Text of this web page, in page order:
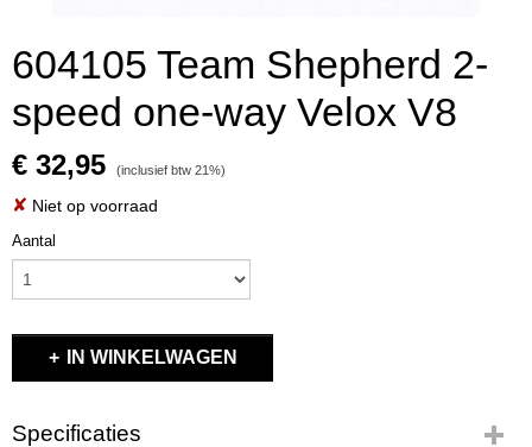
604105 Team Shepherd 2-
speed one-way Velox V8
€ 32,95 (inclusief btw 21%)
✘ Niet op voorraad
Aantal
IN WINKELWAGEN
Specificaties